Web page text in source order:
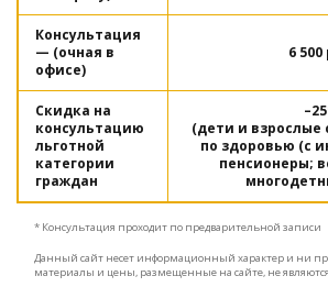
Консультация
— (очная в
офисе)
6 500
Скидка на
консультацию
льготной
категории
граждан
(дети и взрослые
по здоровью (с
пенсионеры;
* Консультация проходит по предварительной записи
Данный сайт несет информационный характер и ни
материалы и цены, размещенные на сайте, не